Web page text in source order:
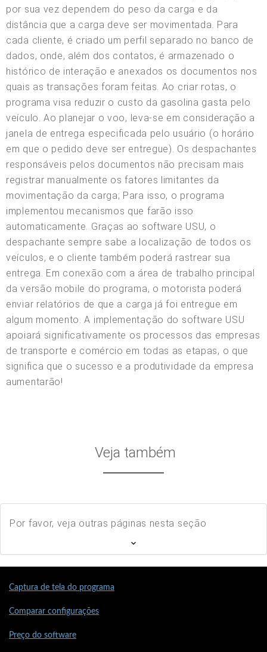
por sua vez dependem do peso da carga e da
distância que a carga deve ser movimentada. Para
cada cliente, é criado um perfil separado no banco de
dados, onde, além dos contatos, é armazenado o
histórico de interação e anexados os documentos nos
quais as transações foram feitas. Ao criar rotas, o
programa visa reduzir o custo da gasolina gasta pelo
veículo. Ao planejar o voo, leva-se em consideração a
janela de entrega especificada pelo usuário (o horário
em que o pedido deve ser entregue). Os despachantes
responsáveis pelos documentos não precisam mais
registrar manualmente os fatores limitantes da
movimentação da carga; Para isso, o programa
implementou mecanismos que farão isso
automaticamente. Graças ao software USU, o
despachante sempre sabe a localização de todos os
veículos, e o cliente também poderá rastrear sua
entrega. Em conexão com a área de trabalho principal
da versão mobile do programa, o motorista poderá
enviar relatórios de que a carga já foi entregue em
algum momento. A implementação do software USU
apoiará significativamente os processos das empresas
de transporte e comércio em todas as etapas, o que
significa que o sucesso e a produtividade da empresa
aumentarão!
Veja também
Por favor, veja outras páginas nesta seção
Captura de tela do programa
Comparar configurações
Preço do software